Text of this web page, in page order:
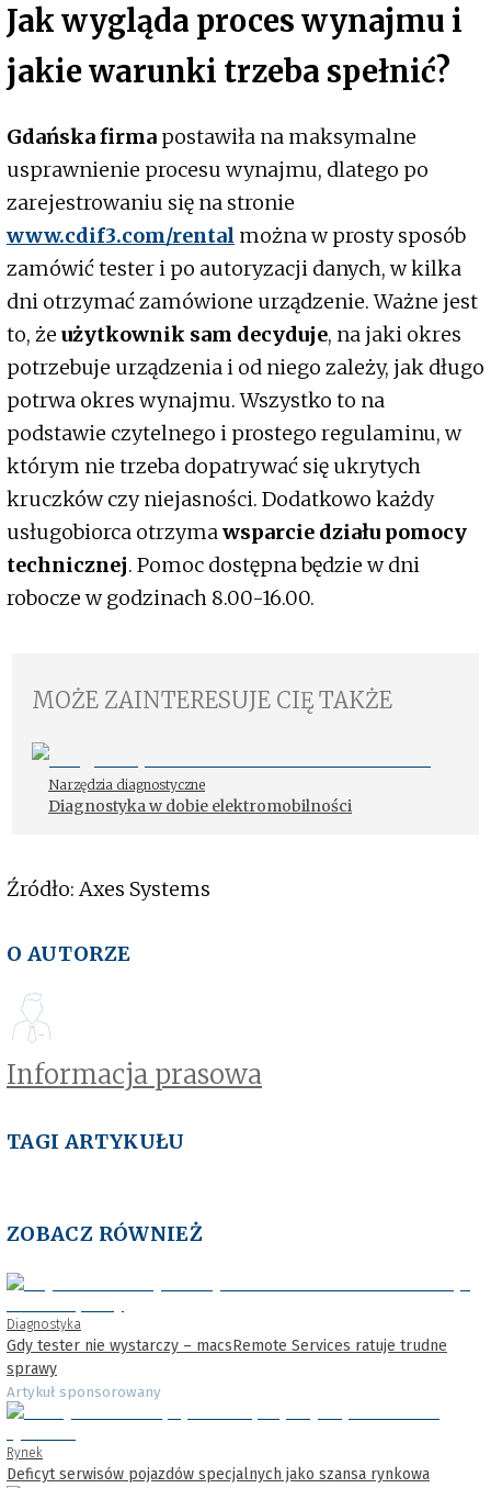
Jak wygląda proces wynajmu i
jakie warunki trzeba spełnić?
Gdańska firma postawiła na maksymalne
usprawnienie procesu wynajmu, dlatego po
zarejestrowaniu się na stronie
www.cdif3.com/rental można w prosty sposób
zamówić tester i po autoryzacji danych, w kilka
dni otrzymać zamówione urządzenie. Ważne jest
to, że użytkownik sam decyduje, na jaki okres
potrzebuje urządzenia i od niego zależy, jak długo
potrwa okres wynajmu. Wszystko to na
podstawie czytelnego i prostego regulaminu, w
którym nie trzeba dopatrywać się ukrytych
kruczków czy niejasności. Dodatkowo każdy
usługobiorca otrzymawsparcie działu pomocy
technicznej. Pomoc dostępna będzie w dni
robocze w godzinach 8.00-16.00.
MOŻE ZAINTERESUJE CIĘ TAKŻE
Narzędzia diagnostyczne
Diagnostyka w dobie elektromobilności
Źródło: Axes Systems
O AUTORZE
Informacja prasowa
TAGI ARTYKUŁU
ZOBACZ RÓWNIEŻ
Diagnostyka
Gdy tester nie wystarczy – macsRemote Services ratuje trudne
sprawy
Artykuł sponsorowany
Rynek
Deficyt serwisów pojazdów specjalnych jako szansa rynkowa